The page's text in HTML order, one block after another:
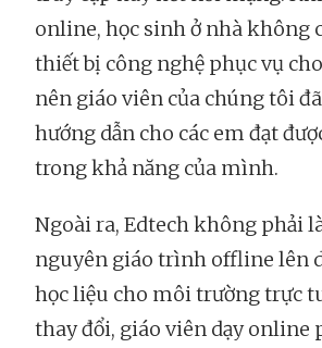
online, học sinh ở nhà không
thiết bị công nghệ phục vụ
nên giáo viên của chúng tôi
hướng dẫn cho các em đạt
trong khả năng của mình.
Ngoài ra, Edtech không phải
nguyên giáo trình offline lên
học liệu cho môi trường trực
thay đổi, giáo viên dạy online